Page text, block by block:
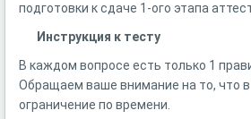
подготовки к сдаче 1-ого этапа
Инструкция к тесту
В каждом вопросе есть только 1
Обращаем ваше внимание на то, что в
ограничение по времени.